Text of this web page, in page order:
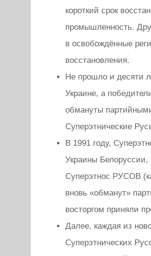
короткий срок
промышленность.
в освобождённые
восстановления.
Не прошло и десяти
Украине, а
обмануты
Суперэтнические
В 1991 году,
Украины Белоруссии,
Суперэтнос РУСОВ
вновь «обманут»
восторгом приняли
Далее, каждая из
Суперэтнических